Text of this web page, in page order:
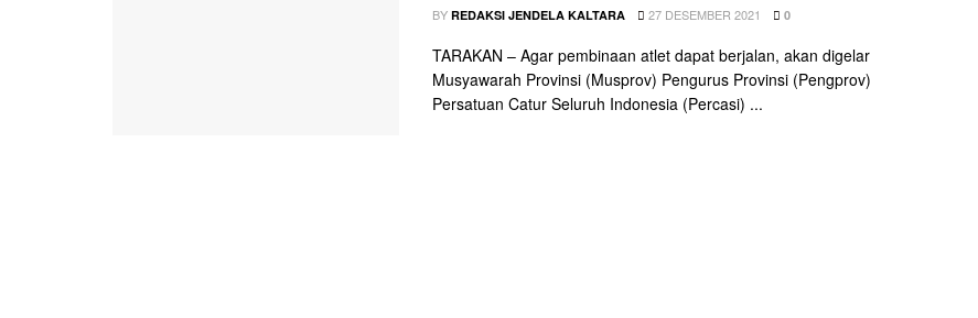
BY REDAKSI JENDELA KALTARA 27 DESEMBER 2021 0
TARAKAN – Agar pembinaan atlet dapat berjalan, akan digelar
Musyawarah Provinsi (Musprov) Pengurus Provinsi (Pengprov)
Persatuan Catur Seluruh Indonesia (Percasi) ...